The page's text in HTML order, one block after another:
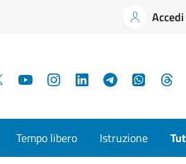
YouTubeInstagramLinkedInTelegram
Tempo libero Istruzione